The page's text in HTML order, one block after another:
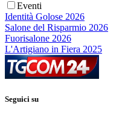
Eventi
Identità Golose 2026
Salone del Risparmio 2026
Fuorisalone 2026
L'Artigiano in Fiera 2025
Seguici su